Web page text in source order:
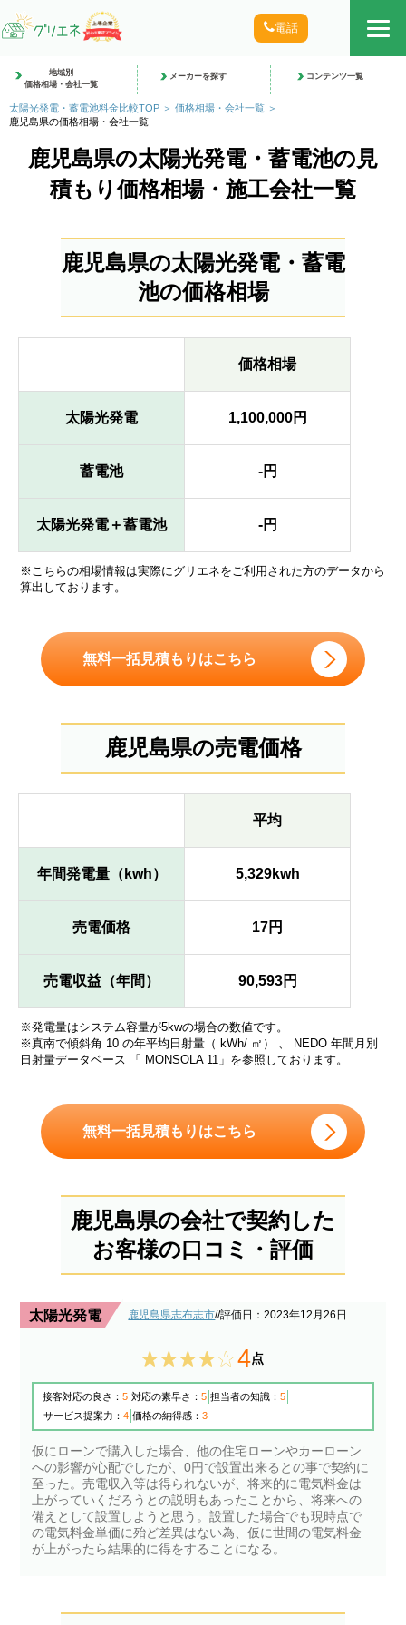
電話
地域別
価格相場・会社一覧
メーカーを探す コンテンツ一覧
太陽光発電・蓄電池料金比較TOP
価格相場・会社一覧
鹿児島県の価格相場・会社一覧
鹿児島県の太陽光発電・蓄電池の見
積もり価格相場・施工会社一覧
鹿児島県の太陽光発電・蓄電
池の価格相場
価格相場
太陽光発電 1,100,000円
蓄電池 -円
太陽光発電＋蓄電池 -円
※こちらの相場情報は実際にグリエネをご利用された方のデータから
算出しております。
無料一括見積もりはこちら
鹿児島県の売電価格
平均
年間発電量（kwh） 5,329kwh
売電価格 17円
売電収益（年間） 90,593円
※発電量はシステム容量が5kwの場合の数値です。
※真南で傾斜角 10 の年平均日射量（ kWh/ ㎡） 、 NEDO 年間月別
日射量データベース 「 MONSOLA 11」を参照しております。
無料一括見積もりはこちら
鹿児島県の会社で契約した
お客様の口コミ・評価
太陽光発電 鹿児島県志布志市//評価日：2023年12月26日
4点
接客対応の良さ：5 対応の素早さ：5 担当者の知識：5
サービス提案力：4 価格の納得感：3
仮にローンで購入した場合、他の住宅ローンやカーローン
への影響が心配でしたが、0円で設置出来るとの事で契約に
至った。売電収入等は得られないが、将来的に電気料金は
上がっていくだろうとの説明もあったことから、将来への
備えとして設置しようと思う。設置した場合でも現時点で
の電気料金単価に殆ど差異はない為、仮に世間の電気料金
が上がったら結果的に得をすることになる。